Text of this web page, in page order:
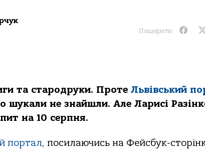
Поширити:
та стародруки. Проте Львівський
шукали не знайшли. Але Ларисі
на 10 серпня.
портал, посилаючись на Фейсбук-